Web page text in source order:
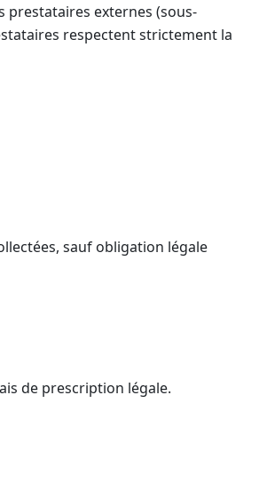
prestataires externes (sous-
respectent strictement la
sauf obligation légale
de prescription légale.